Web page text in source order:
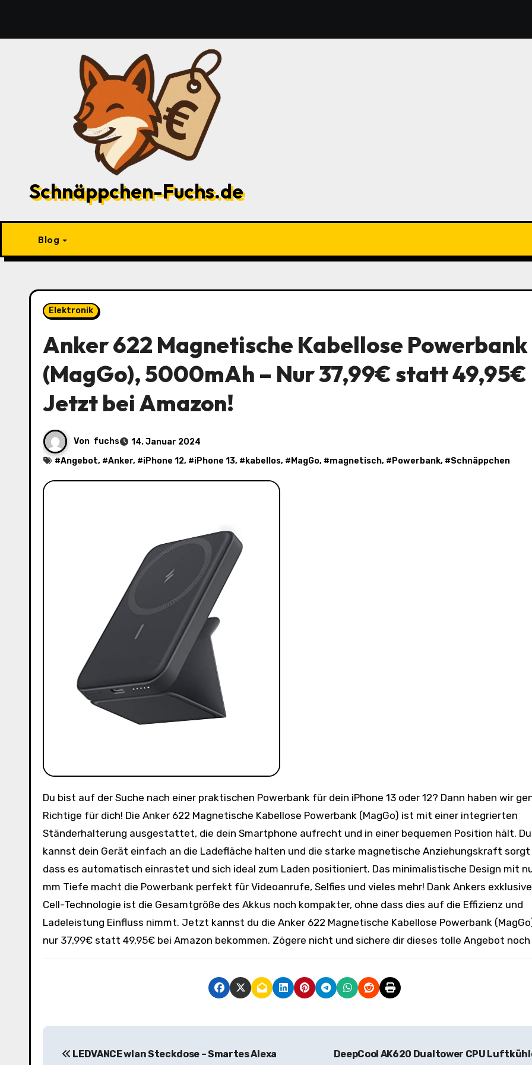
springen
Schnäppchen-Fuchs.de
Blog
Elektronik
Anker 622 Magnetische Kabellose Powerbank
(MagGo), 5000mAh – Nur 37,99€ statt 49,95€
Jetzt bei Amazon!
Von fuchs
14. Januar 2024
#Angebot, #Anker, #iPhone 12, #iPhone 13, # kabellos, # MagGo, #magnetisch, # Powerbank, #Schnäppchen
Du bist auf der Suche nach einer praktischen Powerbank für dein iPhone 13 oder 12? Dann haben wir genau das
Richtige für dich! Die Anker 622 Magnetische Kabellose Powerbank (MagGo) ist mit einer integrierten
Ständerhalterung ausgestattet, die dein Smartphone aufrecht und in einer bequemen Position hält. Du
kannst dein Gerät einfach an die Ladefläche halten und die starke magnetische Anziehungskraft
dass es automatisch einrastet und sich ideal zum Laden positioniert. Das minimalistische Design mit
mm Tiefe macht die Powerbank perfekt für Videoanrufe, Selfies und vieles mehr! Dank Ankers
Cell-Technologie ist die Gesamtgröße des Akkus noch kompakter, ohne dass dies auf die Effizienz und
Ladeleistung Einfluss nimmt. Jetzt kannst du die Anker 622 Magnetische Kabellose Powerbank
nur 37,99€ statt 49,95€ bei Amazon bekommen. Zögere nicht und sichere dir dieses tolle Angebot
B
LEDVANCE wlan Steckdose – Smartes Alexa
DeepCool AK620 Dualtower CPU